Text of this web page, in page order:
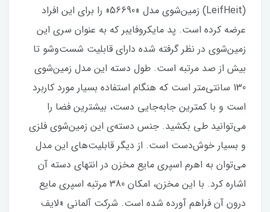
(LeifHeit) زمین‌شوی مدل «56690» را برای این افراد
عرضه کرده است. پد مایکروفایبر که به عنوان سری این
زمین‌شوی در نظر گرفته شده دارای قابلیت شست‌وشو تا
بیش از صد مرتبه است. طول دسته این مدل زمین‌شوی
130 سانتی‌متر است که هنگام استفاده بسیار مورد کاربرد
است و با کمترین جابه‌جایی دست، بیشترین فضا را
می‌توانید طی بکشید. جنس دسته‌ی این زمین‌شوی فلزی
و بسیار خوش‌دست است. از دیگر قابلیت‌های این مدل
می‌توان به اهرم اسپری‌ مایع مخزن در انتهای دسته آن
اشاره کرد. با این مخزن، امکان 380 مرتبه اسپری مایع
درون آن فراهم آورده شده است. شرکت آلمانی «لایف